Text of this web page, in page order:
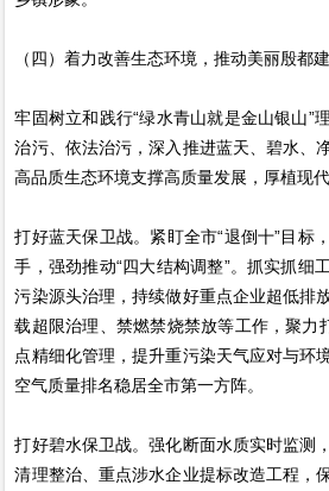
（四）着力改善生态环境，推动美丽殷都
牢固树立和践行“绿水青山就是金山银山”
治污、依法治污，深入推进蓝天、碧水、
高品质生态环境支撑高质量发展，厚植现
打好蓝天保卫战。紧盯全市“退倒十”目标
手，强劲推动“四大结构调整”。抓实抓细
污染源头治理，持续做好重点企业超低排
载超限治理、禁燃禁烧禁放等工作，聚力
点精细化管理，提升重污染天气应对与环
空气质量排名稳居全市第一方阵。
打好碧水保卫战。强化断面水质实时监测
清理整治、重点涉水企业提标改造工程，